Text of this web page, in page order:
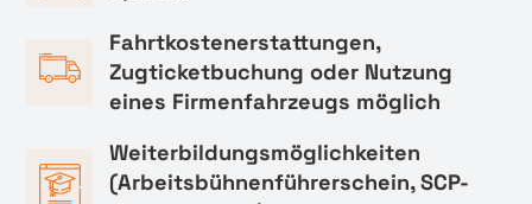
Fahrtkostenerstattungen,
Zugticketbuchung oder Nutzung
eines Firmenfahrzeugs möglich
Weiterbildungsmöglichkeiten
(Arbeitsbühnenführerschein, SCP-